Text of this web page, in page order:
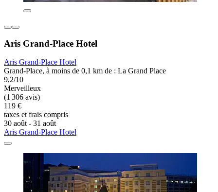
Aris Grand-Place Hotel
Aris Grand-Place Hotel
Grand-Place, à moins de 0,1 km de : La Grand Place
9,2/10
Merveilleux
(1 306 avis)
119 €
taxes et frais compris
30 août - 31 août
Aris Grand-Place Hotel